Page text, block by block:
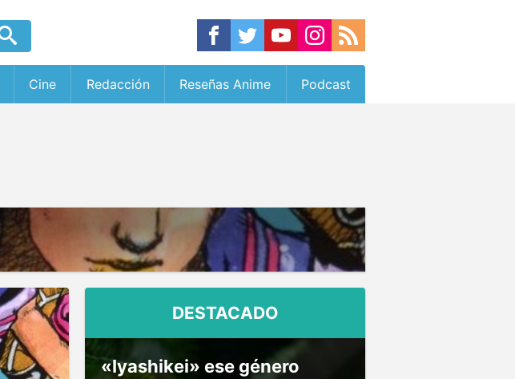
Cine Redacción Reseñas Anime Podcast
DESTACADO
«Iyashikei» ese género